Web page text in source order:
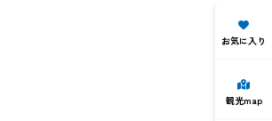
お気に入り
観光map